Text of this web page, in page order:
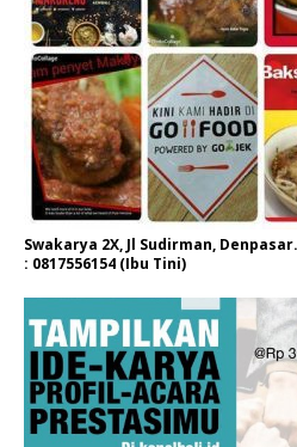
Swakarya 2X, Jl Sudirman,
: 0817556154 (Ibu Tini)